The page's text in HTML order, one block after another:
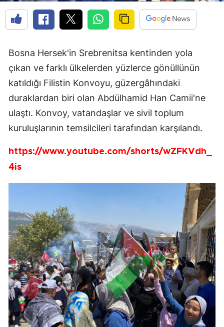
Bosna Hersek'in Srebrenitsa kentinden yola
çıkan ve farklı ülkelerden yüzlerce gönüllünün
katıldığı Filistin Konvoyu, güzergâhındaki
duraklardan biri olan Abdülhamid Han Camii'ne
ulaştı. Konvoy, vatandaşlar ve sivil toplum
kuruluşlarının temsilcileri tarafından karşılandı.
https://www.youtube.com/shorts/wZFKVdh_
4is